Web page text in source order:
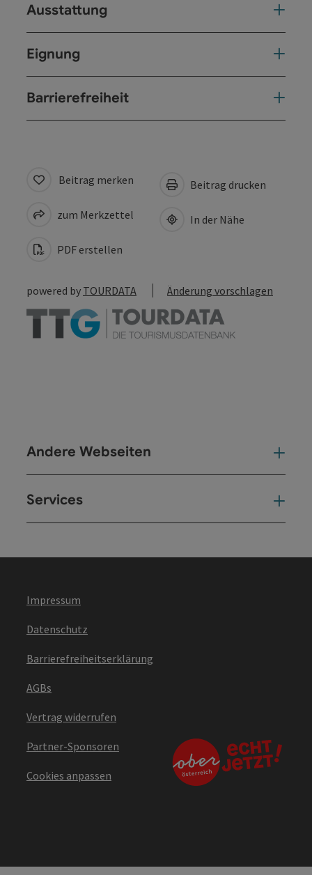
Ausstattung
Eignung
Barrierefreiheit
Beitrag merken
zum Merkzettel
PDF erstellen
Beitrag drucken
In der Nähe
powered by TOURDATA Änderung vorschlagen
Andere Webseiten
Services
Impressum
Datenschutz
Barrierefreiheitserklärung
AGBs
Vertrag widerrufen
Partner-Sponsoren
Cookies anpassen